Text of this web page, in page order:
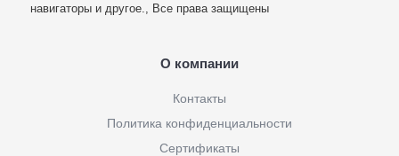
навигаторы и другое., Все права защищены
О компании
Контакты
Политика конфиденциальности
Сертификаты